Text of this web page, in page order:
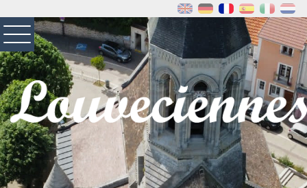
MENU
PRINCIPAL
Visiter la page accueil du site de Louveciennes